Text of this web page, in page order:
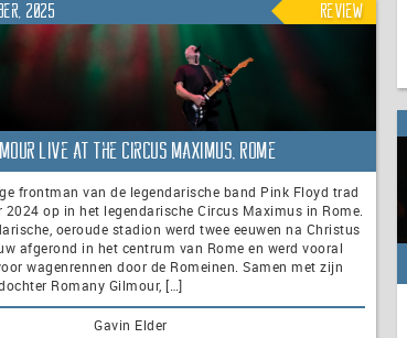
2025 Review
Live at the Circus Maximus, Rome
frontman van de legendarische band Pink Floyd trad
2024 op in het legendarische Circus Maximus in Rome.
oeroude stadion werd twee eeuwen na Christus
afgerond in het centrum van Rome en werd vooral
wagenrennen door de Romeinen. Samen met zijn
Romany Gilmour, […]
Gavin Elder